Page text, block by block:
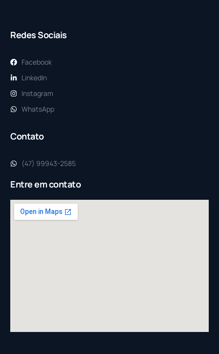
Redes Sociais
Facebook
LinkedIn
Instagram
WhatsApp
Contato
(47) 99943-2585
Entre em contato